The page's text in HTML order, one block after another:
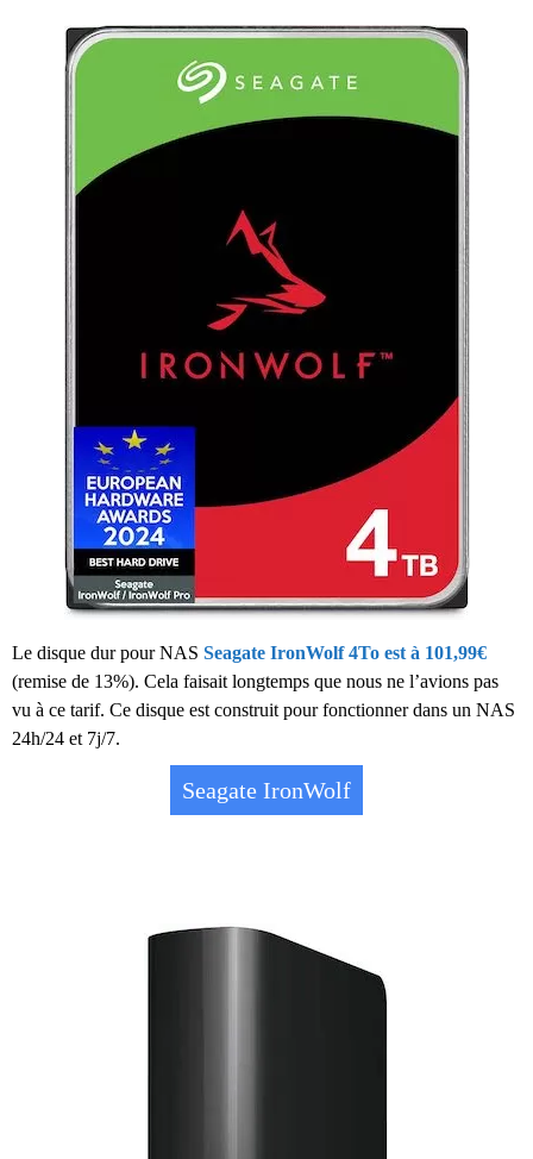
Le disque dur pour NAS Seagate IronWolf 4To est à 101,99€
(remise de 13%). Cela faisait longtemps que nous ne l’avions pas
vu à ce tarif. Ce disque est construit pour fonctionner dans un NAS
24h/24 et 7j/7.
Seagate IronWolf